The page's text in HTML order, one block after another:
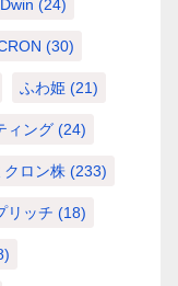
(24)
(30)
ふわ姫 (21)
ィング (24)
クロン株 (233)
リッチ (18)